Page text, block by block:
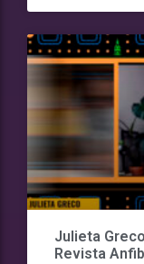
Julieta
Revista